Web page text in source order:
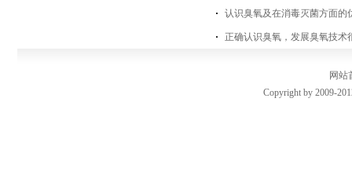
认识臭氧及在消毒灭菌方面的
正确认识臭氧，发展臭氧技术
网站
Copyright by 2009-